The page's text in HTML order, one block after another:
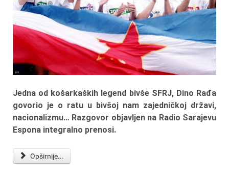
Jedna od košarkaških legend bivše SFRJ, Dino Rađa
govorio je o ratu u bivšoj nam zajedničkoj državi,
nacionalizmu… Razgovor objavljen na Radio Sarajevu
Espona integralno prenosi.
Opširnije...